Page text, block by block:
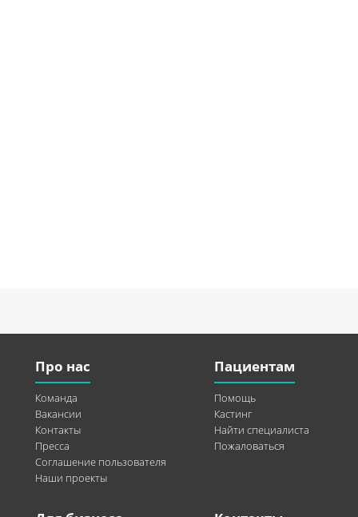
Про нас
Команда
Вакансии
Контакты
Пресса
Соглашение пользователя
Наши проекты
Пациентам
Помощь
Кастинг
Найти специалиста
Пожаловаться